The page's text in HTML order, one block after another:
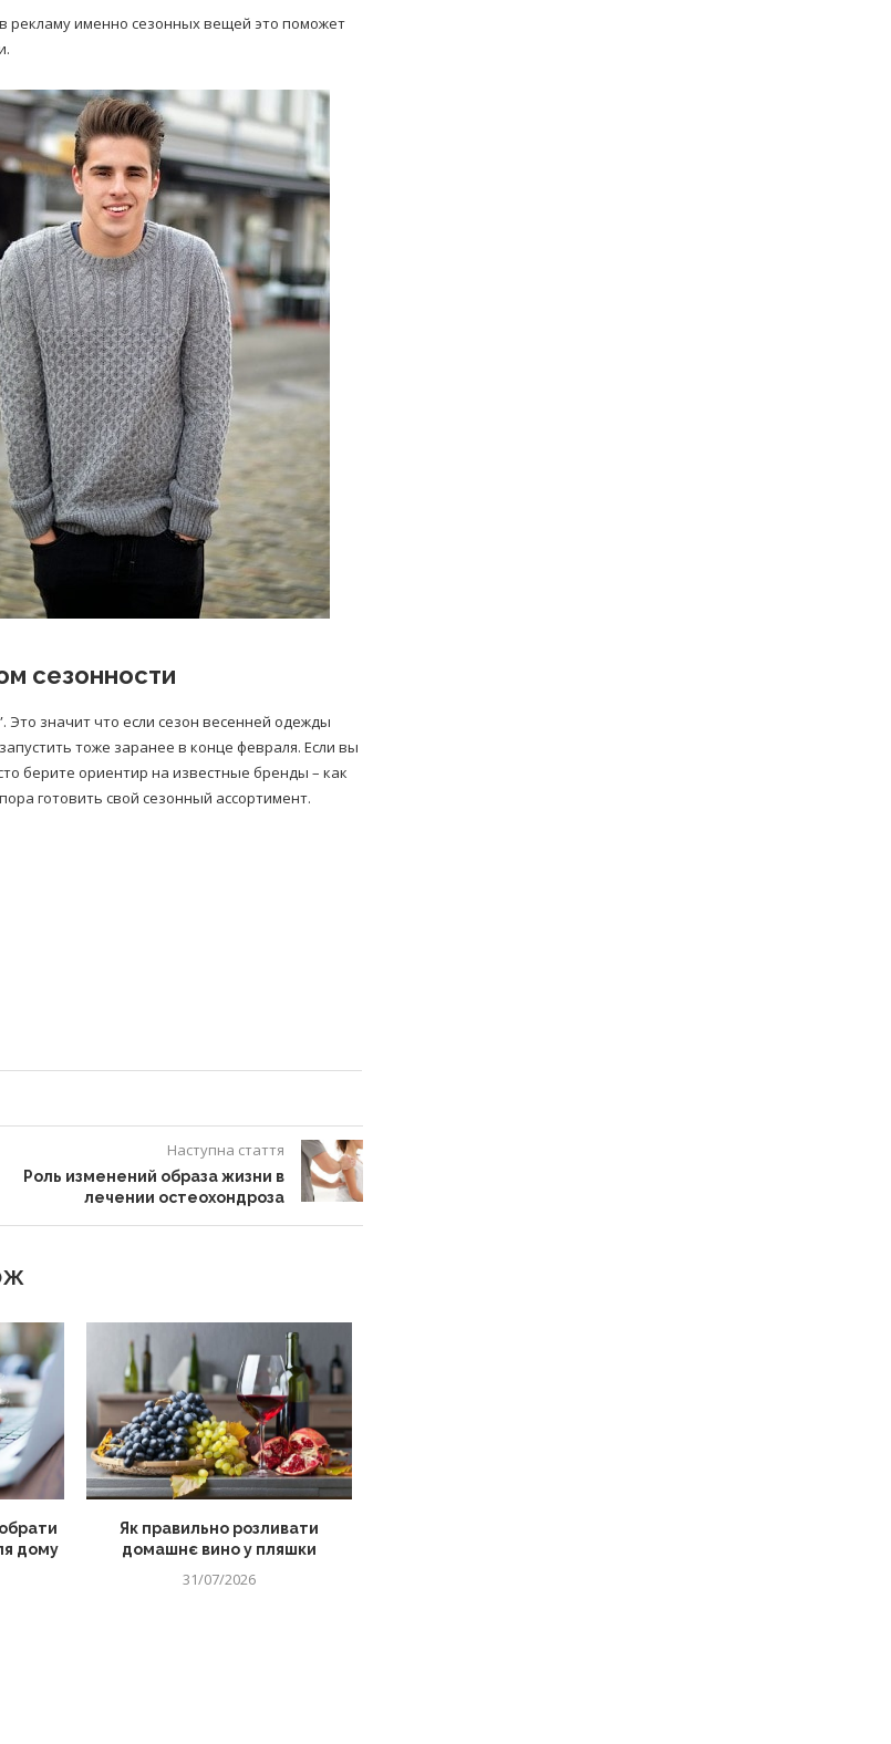
рекламу именно сезонных вещей это поможет
сезонности
Это значит что если сезон весенней одежды
тоже заранее в конце февраля. Если вы
берите ориентир на известные бренды – как
готовить свой сезонный ассортимент.
Наступна стаття
Роль изменений образа жизни в
лечении остеохондроза
дому
Як правильно розливати
домашнє вино у пляшки
31/07/2026